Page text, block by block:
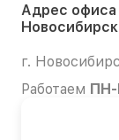
Адрес офиса
г.
Работаем